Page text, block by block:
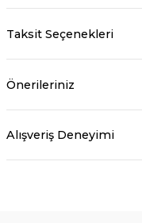
Taksit Seçenekleri
Önerileriniz
Alışveriş Deneyimi